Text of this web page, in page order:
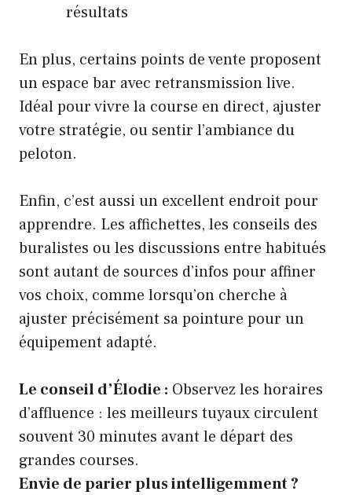
résultats
En plus, certains points de vente proposent
un espace bar avec retransmission live.
Idéal pour vivre la course en direct, ajuster
votre stratégie, ou sentir l’ambiance du
peloton.
Enfin, c’est aussi un excellent endroit pour
apprendre. Les affichettes, les conseils des
buralistes ou les discussions entre habitués
sont autant de sources d’infos pour affiner
vos choix, comme lorsqu’on cherche à
ajuster précisément sa pointure pour un
équipement adapté.
Le conseil d’Élodie : Observez les horaires
d’affluence : les meilleurs tuyaux circulent
souvent 30 minutes avant le départ des
grandes courses.
Envie de parier plus intelligemment ?